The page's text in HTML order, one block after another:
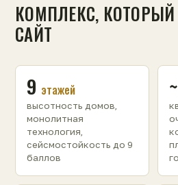
КОМПЛЕКС,
САЙТ
9 этажей
высотность домов,
монолитная
технология,
сейсмостойкость до 9
баллов